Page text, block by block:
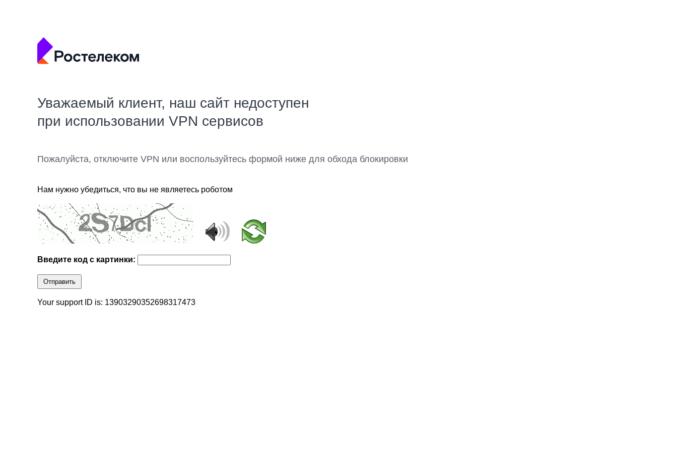
Уважаемый клиент, наш сайт недоступен
при использовании VPN сервисов
Пожалуйста, отключите VPN или воспользуйтесь формой ниже для обхода блокировки
Нам нужно убедиться, что вы не являетесь роботом
Введите код с картинки:
Отправить
Your support ID is: 13903290352698317473